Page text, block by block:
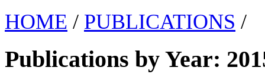
HOME / PUBLICATIONS /
Publications by Year: